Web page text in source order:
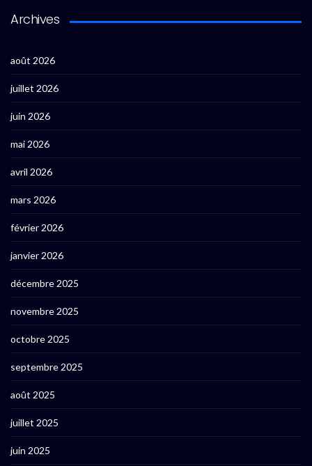
Archives
août 2026
juillet 2026
juin 2026
mai 2026
avril 2026
mars 2026
février 2026
janvier 2026
décembre 2025
novembre 2025
octobre 2025
septembre 2025
août 2025
juillet 2025
juin 2025